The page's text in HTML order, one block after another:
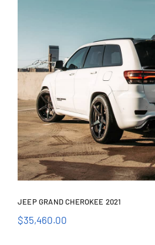
JEEP GRAND CHEROKEE 2021
$35,460.00